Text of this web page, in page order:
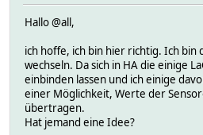
Hallo @all,
ich hoffe, ich bin hier richtig. Ich bin
wechseln. Da sich in HA die einige
einbinden lassen und ich einige
einer Möglichkeit, Werte der
übertragen.
Hat jemand eine Idee?